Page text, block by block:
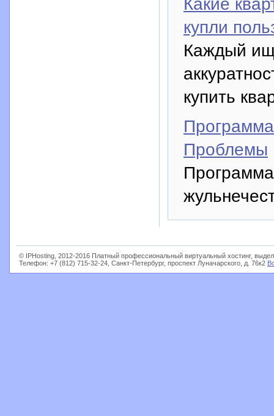
купли
Каждый
купить
Проблемы
© IPHosting, 2012-2016 Платный профессиональный виртуальный хостинг,
Телефон: +7 (812) 715-32-24, Санкт-Петербург, проспект Луначарского, д. 76к2